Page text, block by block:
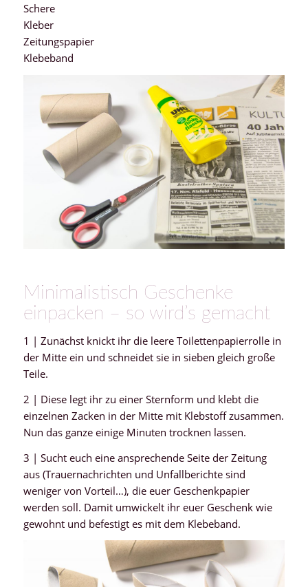
Schere
Kleber
Zeitungspapier
Klebeband
Minimalistisch Geschenke
einpacken – so wird’s gemacht
1 | Zunächst knickt ihr die leere Toilettenpapierrolle in
der Mitte ein und schneidet sie in sieben gleich große
Teile.
2 | Diese legt ihr zu einer Sternform und klebt die
einzelnen Zacken in der Mitte mit Klebstoff zusammen.
Nun das ganze einige Minuten trocknen lassen.
3 | Sucht euch eine ansprechende Seite der Zeitung
aus (Trauernachrichten und Unfallberichte sind
weniger von Vorteil…), die euer Geschenkpapier
werden soll. Damit umwickelt ihr euer Geschenk wie
gewohnt und befestigt es mit dem Klebeband.